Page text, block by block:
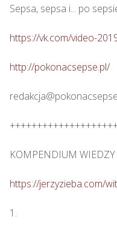
Sepsa, sepsa i... po
https://vk.com/video-
http://pokonacsepse.pl/
KOMPENDIUM
https://jerzyzieba.com/
1.